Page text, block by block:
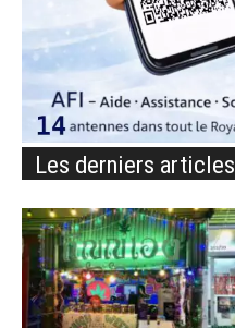
Les derniers articles